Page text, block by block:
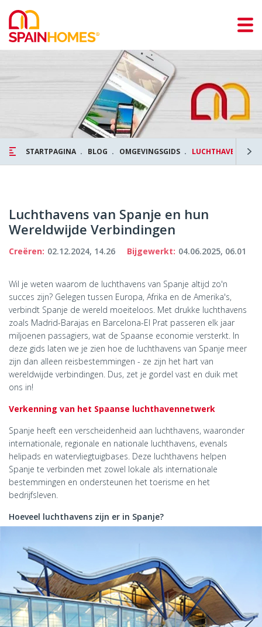
STARTPAGINA BLOG OMGEVINGSGIDS LUCHTHAVENS
Luchthavens van Spanje en hun
Wereldwijde Verbindingen
Creëren: 02.12.2024, 14.26 Bijgewerkt: 04.06.2025, 06.01
Wil je weten waarom de luchthavens van Spanje altijd zo'n
succes zijn? Gelegen tussen Europa, Afrika en de Amerika's,
verbindt Spanje de wereld moeiteloos. Met drukke luchthavens
zoals Madrid-Barajas en Barcelona-El Prat passeren elk jaar
miljoenen passagiers, wat de Spaanse economie versterkt. In
deze gids laten we je zien hoe de luchthavens van Spanje meer
zijn dan alleen reisbestemmingen - ze zijn het hart van
wereldwijde verbindingen. Dus, zet je gordel vast en duik met
ons in!
Verkenning van het Spaanse luchthavennetwerk
Spanje heeft een verscheidenheid aan luchthavens, waaronder
internationale, regionale en nationale luchthavens, evenals
helipads en watervliegtuigbases. Deze luchthavens helpen
Spanje te verbinden met zowel lokale als internationale
bestemmingen en ondersteunen het toerisme en het
bedrijfsleven.
Hoeveel luchthavens zijn er in Spanje?